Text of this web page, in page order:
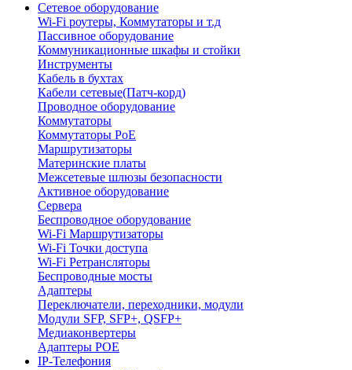
Сетевое оборудование
Wi-Fi роутеры, Коммутаторы и т.д
Пассивное оборудование
Коммуникационные шкафы и стойки
Инструменты
Кабель в бухтах
Кабели сетевые(Патч-корд)
Проводное оборудование
Коммутаторы
Коммутаторы PoE
Маршрутизаторы
Материнские платы
Межсетевые шлюзы безопасности
Активное оборудование
Сервера
Беспроводное оборудование
Wi-Fi Маршрутизаторы
Wi-Fi Точки доступа
Wi-Fi Ретрансляторы
Беспроводные мосты
Адаптеры
Переключатели, переходники, модули
Модули SFP, SFP+, QSFP+
Медиаконвертеры
Адаптеры POE
IP-Телефония